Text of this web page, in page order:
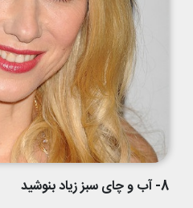
8- آب و چای سبز زیاد بنوشید